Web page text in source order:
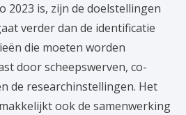
2023 is, zijn de doelstellingen
verder dan de identificatie
die moeten worden
door scheepswerven, co-
de researchinstellingen. Het
ook de samenwerking